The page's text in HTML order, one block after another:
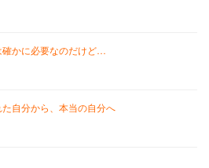
かに必要なのだけど…
自分から、本当の自分へ